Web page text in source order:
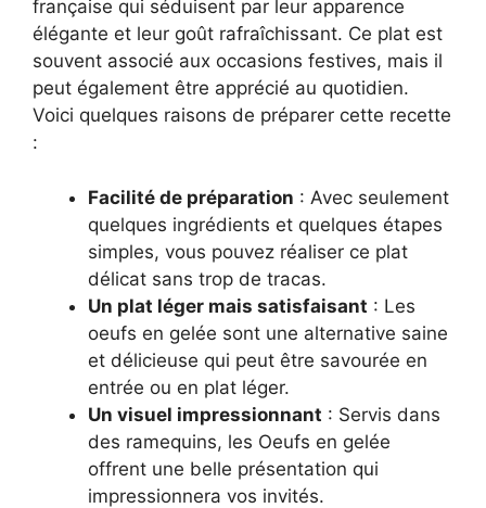
française qui séduisent par leur apparence
élégante et leur goût rafraîchissant. Ce plat est
souvent associé aux occasions festives, mais il
peut également être apprécié au quotidien.
Voici quelques raisons de préparer cette recette
:
Facilité de préparation : Avec seulement
quelques ingrédients et quelques étapes
simples, vous pouvez réaliser ce plat
délicat sans trop de tracas.
Un plat léger mais satisfaisant : Les
oeufs en gelée sont une alternative saine
et délicieuse qui peut être savourée en
entrée ou en plat léger.
Un visuel impressionnant : Servis dans
des ramequins, les Oeufs en gelée
offrent une belle présentation qui
impressionnera vos invités.